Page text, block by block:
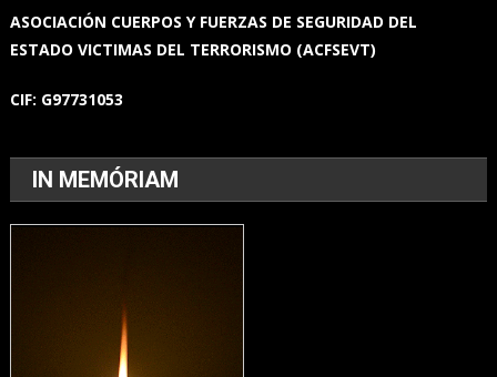
ASOCIACIÓN CUERPOS Y FUERZAS DE SEGURIDAD DEL
ESTADOVICTIMAS DEL TERRORISMO (ACFSEVT)
CIF: G97731053
IN MEMÓRIAM